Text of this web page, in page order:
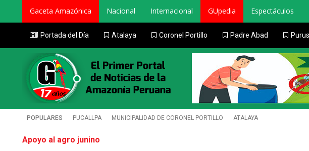
Gaceta Amazónica Nacional Internacional GUpedia Espectáculos
Portada del Día Atalaya Coronel Portillo Padre Abad Purus
POPULARES PUCALLPA MUNICIPALIDAD DE CORONEL PORTILLO ATALAYA
Apoyo al agro junino